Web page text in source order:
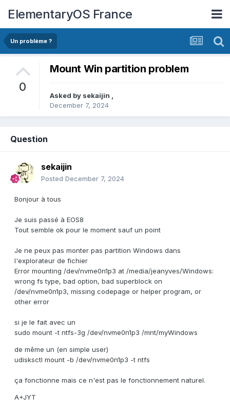
ElementaryOS France
Un problème ?
0
Mount Win partition problem
Asked by sekaijin ,
December 7, 2024
Question
sekaijin
Posted December 7, 2024
Bonjour à tous
Je suis passé à EOS8
Tout semble ok pour le moment sauf un point
Je ne peux pas monter pas partition Windows dans
l'explorateur de fichier
Error mounting /dev/nvme0n1p3 at /media/jeanyves/Windows:
wrong fs type, bad option, bad superblock on
/dev/nvme0n1p3, missing codepage or helper program, or
other error
si je le fait avec un
sudo mount -t ntfs-3g /dev/nvme0n1p3 /mnt/myWindows
de même un (en simple user)
udisksctl mount -b /dev/nvme0n1p3 -t ntfs
ça fonctionne mais ce n'est pas le fonctionnement naturel.
A+JYT